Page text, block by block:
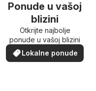
Ponude u vašoj
blizini
Otkrijte najbolje
ponude u vašoj blizini
Lokalne ponude